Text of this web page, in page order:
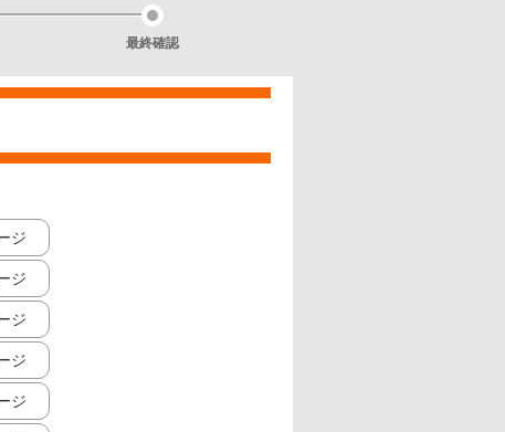
最終確認
ジ
ジ
ジ
ジ
ジ